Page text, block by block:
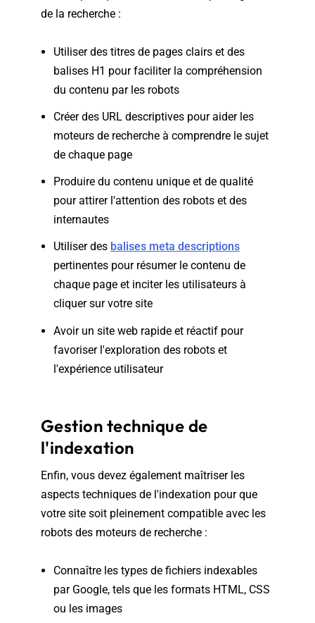
de la recherche :
Utiliser des titres de pages clairs et des
balises H1 pour faciliter la compréhension
du contenu par les robots
Créer des URL descriptives pour aider les
moteurs de recherche à comprendre le sujet
de chaque page
Produire du contenu unique et de qualité
pour attirer l'attention des robots et des
internautes
Utiliser des balises meta descriptions
pertinentes pour résumer le contenu de
chaque page et inciter les utilisateurs à
cliquer sur votre site
Avoir un site web rapide et réactif pour
favoriser l'exploration des robots et
l'expérience utilisateur
Gestion technique de
l'indexation
Enfin, vous devez également maîtriser les
aspects techniques de l'indexation pour que
votre site soit pleinement compatible avec les
robots des moteurs de recherche :
Connaître les types de fichiers indexables
par Google, tels que les formats HTML, CSS
ou les images